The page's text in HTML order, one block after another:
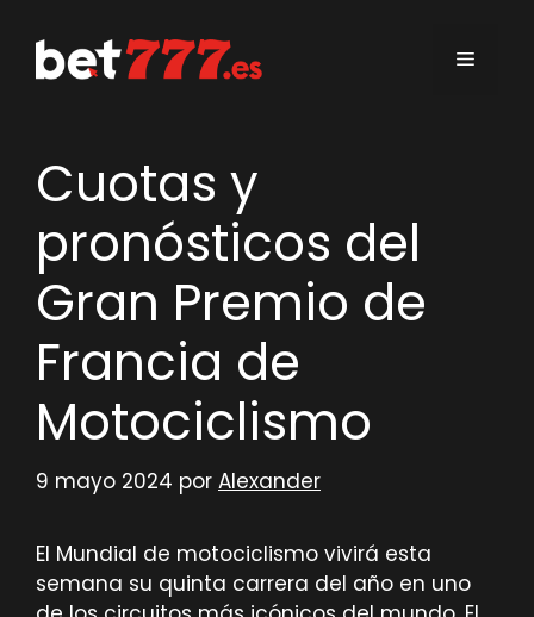
contenido
Menú
Cuotas y
pronósticos del
Gran Premio de
Francia de
Motociclismo
9 mayo 2024 por Alexander
El Mundial de motociclismo vivirá esta
semana su quinta carrera del año en uno